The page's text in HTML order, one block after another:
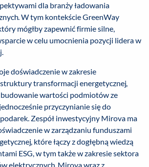
dla branży ładowania
W tym kontekście GreenWay
mógłby zapewnić firmie silne,
w celu umocnienia pozycji lidera w
doświadczenie w zakresie
transformacji energetycznej,
wartości podmiotów ze
przyczynianie się do
Zespół inwestycyjny Mirova ma
w zarządzaniu funduszami
które łączy z dogłębną wiedzą
ESG, w tym także w zakresie sektora
elektrycznych. Mirova wraz z